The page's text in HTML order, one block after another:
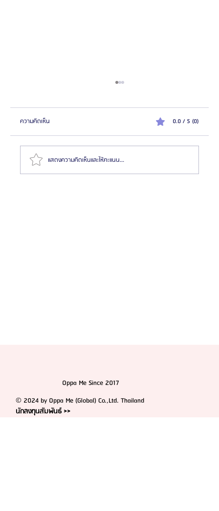
ความคิดเห็น 0.0 / 5 (0)
แสดงความคิดเห็นและให้คะแนน...
Oppa Me Since 2017
© 2024 by Oppa Me (Global) Co.,Ltd. Thailand
นักลงทุนสัมพันธ์ >>